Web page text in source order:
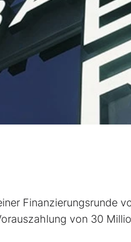
Finanzierungsrunde
von 30